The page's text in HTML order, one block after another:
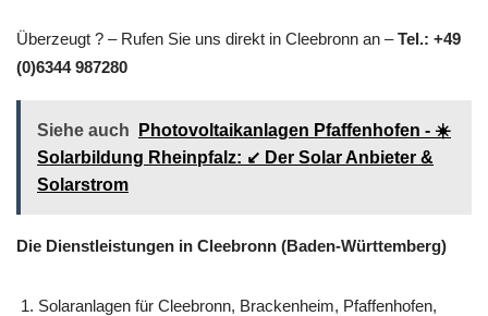
Überzeugt ? – Rufen Sie uns direkt in Cleebronn an –Tel.: +49
(0)6344 987280
Siehe auch
Photovoltaikanlagen Pfaffenhofen - ☀️
Solarbildung Rheinpfalz: ↙️ Der Solar Anbieter &
Solarstrom
Die Dienstleistungen in Cleebronn (Baden-Württemberg)
Solaranlagen für Cleebronn, Brackenheim, Pfaffenhofen,